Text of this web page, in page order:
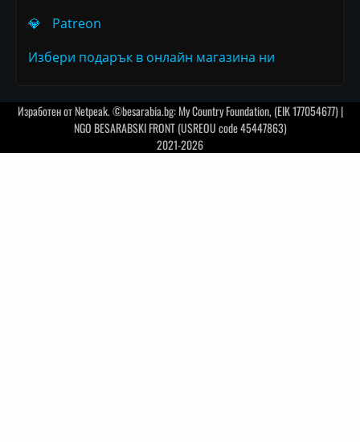
💎
Patreon
Избери подарък в онлайн магазина ни
Изработен отNetpeak. ©besarabia.bg: My Country Foundation, (EIK 177054677) |
NGO BESARABSKI FRONT (USREOU code 45447863)
2021-2026